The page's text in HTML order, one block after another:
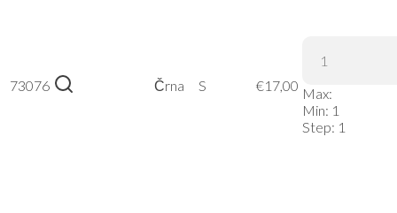
73076 Črna S €17,00 Max:
Min: 1
Step: 1